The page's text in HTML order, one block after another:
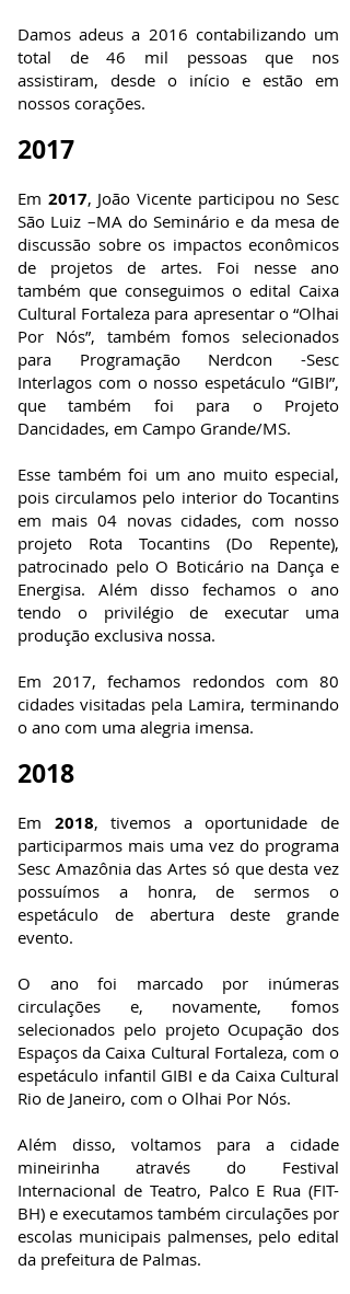
Damos adeus a 2016 contabilizando um
total de 46 mil pessoas que nos
assistiram, desde o início e estão em
nossos corações.
2017
Em 2017, João Vicente participou no Sesc
São Luiz –MA do Seminário e da mesa de
discussão sobre os impactos econômicos
de projetos de artes. Foi nesse ano
também que conseguimos o edital Caixa
Cultural Fortaleza para apresentar o “Olhai
Por Nós”, também fomos selecionados
para Programação Nerdcon -Sesc
Interlagos com o nosso espetáculo “GIBI”,
que também foi para o Projeto
Dancidades, em Campo Grande/MS.
Esse também foi um ano muito especial,
pois circulamos pelo interior do Tocantins
em mais 04 novas cidades, com nosso
projeto Rota Tocantins (Do Repente),
patrocinado pelo O Boticário na Dança e
Energisa. Além disso fechamos o ano
tendo o privilégio de executar uma
produção exclusiva nossa.
Em 2017, fechamos redondos com 80
cidades visitadas pela Lamira, terminando
o ano com uma alegria imensa.
2018
Em 2018, tivemos a oportunidade de
participarmos mais uma vez do programa
Sesc Amazônia das Artes só que desta vez
possuímos a honra, de sermos o
espetáculo de abertura deste grande
evento.
O ano foi marcado por inúmeras
circulações e, novamente, fomos
selecionados pelo projeto Ocupação dos
Espaços da Caixa Cultural Fortaleza, com o
espetáculo infantil GIBI e da Caixa Cultural
Rio de Janeiro, com o Olhai Por Nós.
Além disso, voltamos para a cidade
mineirinha através do Festival
Internacional de Teatro, Palco E Rua (FIT-
BH) e executamos também circulações por
escolas municipais palmenses, pelo edital
da prefeitura de Palmas.